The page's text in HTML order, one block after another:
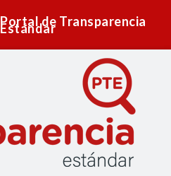
Portal de Transparencia
Estándar